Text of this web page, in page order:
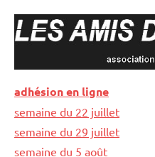
LES
AMIS
DU
cinéphilique
à
Vesoul
adhésion en ligne
semaine du 22 juillet
semaine du 29 juillet
semaine du 5 août